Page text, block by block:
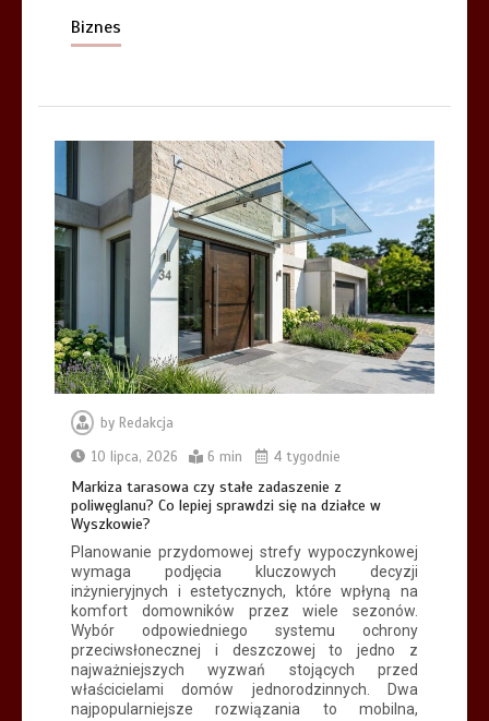
Biznes
by Redakcja
10 lipca, 2026
6 min 4 tygodnie
Markiza tarasowa czy stałe zadaszenie z
poliwęglanu? Co lepiej sprawdzi się na działce w
Wyszkowie?
Planowanie przydomowej strefy wypoczynkowej
wymaga podjęcia kluczowych decyzji
inżynieryjnych i estetycznych, które wpłyną na
komfort domowników przez wiele sezonów.
Wybór odpowiedniego systemu ochrony
przeciwsłonecznej i deszczowej to jedno z
najważniejszych wyzwań stojących przed
właścicielami domów jednorodzinnych. Dwa
najpopularniejsze rozwiązania to mobilna,